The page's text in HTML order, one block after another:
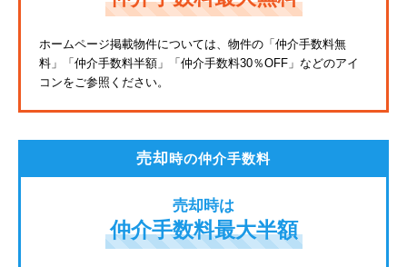
東武東上線
JR鶴見線
ホームページ掲載物件については、物件の「仲介手数料無
料」
「仲介手数料半額」「仲介手数料30％OFF」などのアイ
コンをご参照ください。
売却時の仲介手数料
売却時は
仲介手数料最大半額